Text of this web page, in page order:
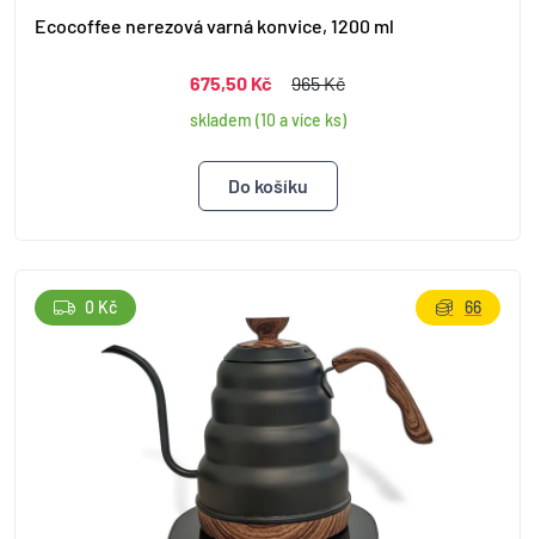
Ecocoffee nerezová varná konvice, 1200 ml
675,50 Kč 965 Kč
skladem (10 a více ks)
0 Kč 66